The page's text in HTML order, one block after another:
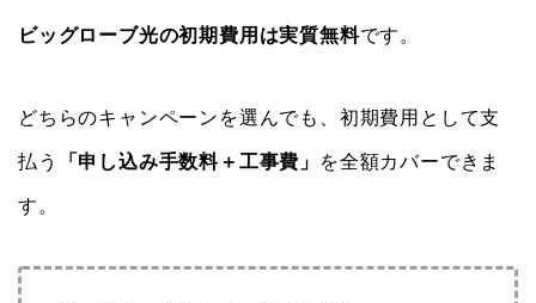
ビッグローブ光の初期費用は実質無料です。
どちらのキャンペーンを選んでも、初期費用として支
払う 「申し込み手数料＋工事費」 を全額カバーできま
す。